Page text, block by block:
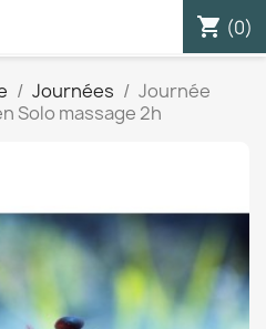
shopping_cart (0)
Journées
Journée
Solo massage 2h